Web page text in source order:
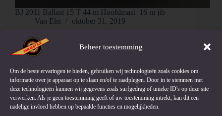
Beheer toestemming
Om de beste ervaringen te bieden, gebruiken wij technologieën zoals cookies om
informatie over je apparaat op te slaan en/of te raadplegen. Door in te stemmen met
deze technologieën kunnen wij gegevens zoals surfgedrag of unieke ID's op deze site
verwerken. Als je geen toestemming geeft of uw toestemming intrekt, kan dit een
nadelige invloed hebben op bepaalde functies en mogelijkheden.
BJ 2011 Ballast 15 T 44 m Hoofdmast 16 m jib
Van Elst
oktober 31, 2019
Pagina’s
Home
Diensten
Vacatures
Handelsvoorraad